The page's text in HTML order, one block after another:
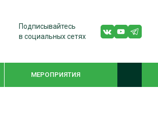
Подписывайтесь
в социальных сетях
МЕРОПРИЯТИЯ